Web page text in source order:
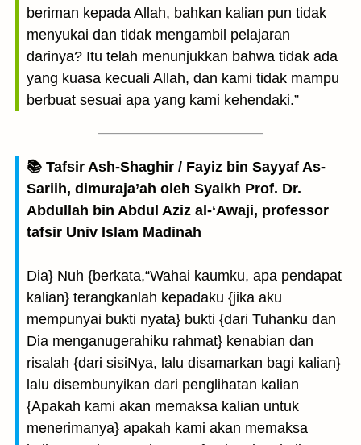
beriman kepada Allah, bahkan kalian pun tidak
menyukai dan tidak mengambil pelajaran
darinya? Itu telah menunjukkan bahwa tidak ada
yang kuasa kecuali Allah, dan kami tidak mampu
berbuat sesuai apa yang kami kehendaki.”
📚 Tafsir Ash-Shaghir / Fayiz bin Sayyaf As-
Sariih, dimuraja’ah oleh Syaikh Prof. Dr.
Abdullah bin Abdul Aziz al-‘Awaji, professor
tafsir Univ Islam Madinah
Dia} Nuh {berkata,“Wahai kaumku, apa pendapat
kalian} terangkanlah kepadaku {jika aku
mempunyai bukti nyata} bukti {dari Tuhanku dan
Dia menganugerahiku rahmat} kenabian dan
risalah {dari sisiNya, lalu disamarkan bagi kalian}
lalu disembunyikan dari penglihatan kalian
{Apakah kami akan memaksa kalian untuk
menerimanya} apakah kami akan memaksa